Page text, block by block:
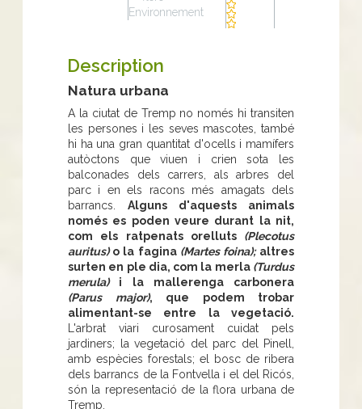
Environnement
Description
Natura urbana
A la ciutat de Tremp no només hi transiten
les persones i les seves mascotes, també
hi ha una gran quantitat d'ocells i mamífers
autòctons que viuen i crien sota les
balconades dels carrers, als arbres del
parc i en els racons més amagats dels
barrancs. Alguns d'aquests animals
només es poden veure durant la nit,
com els ratpenats orelluts (Plecotus
auritus)o la fagina (Martes foina);altres
surten en ple dia, com la merla (Turdus
merula)i la mallerenga carbonera
(Parus major), que podem trobar
alimentant-se entre la vegetació.
L'arbrat viari curosament cuidat pels
jardiners; la vegetació del parc del Pinell,
amb espècies forestals; el bosc de ribera
dels barrancs de la Fontvella i el del Ricós,
són la representació de la flora urbana de
Tremp.